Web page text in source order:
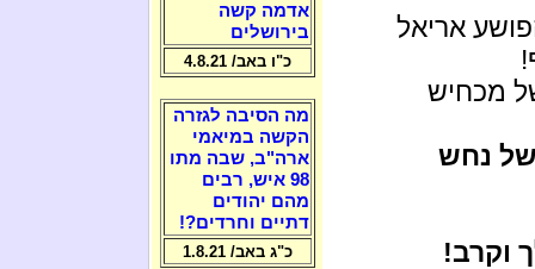
אריאל
מכחיש
של נחש
וקרב!
אדמה קשה
בירושלים
כ"ו באב/ 4.8.21
מה הסיבה לגזרה
הקשה במיאמי
ארה"ב, שבה מתו
98 איש, רבים
מהם יהודים
דתיים וחרדים?!
כ"ג באב/ 1.8.21